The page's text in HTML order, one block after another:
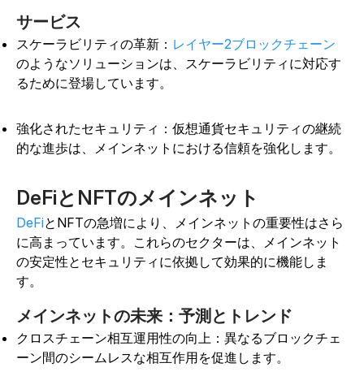
サービス
スケーラビリティの革新： レイヤー2ブロックチェーン
のようなソリューションは、 スケーラビリティに対応す
るために登場しています。
強化されたセキュリティ：仮想通貨セキュリティの継続
的な進歩は、メインネットにおける信頼を強化します。
DeFiとNFTのメインネット
DeFiと NFTの急増により、メインネットの重要性はさら
に高まっています。 これらのセクターは、メインネット
の安定性とセキュリティに依拠して効果的に機能しま
す。
メインネットの未来：予測とトレンド
クロスチェーン相互運用性の向上：異なるブロックチェ
ーン間のシームレスな相互作用を促進します。